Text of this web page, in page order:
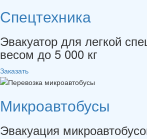
Спецтехника
Эвакуатор для легкой
весом до 5 000 кг
Заказать
Микроавтобусы
Эвакуация